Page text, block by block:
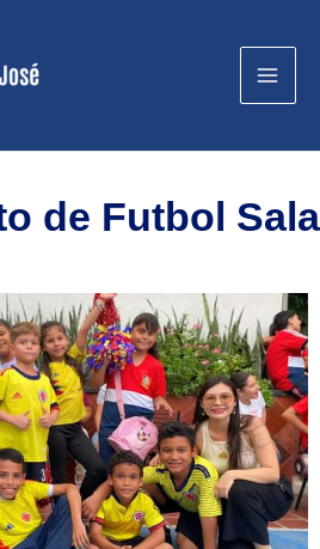
de Futbol Sala